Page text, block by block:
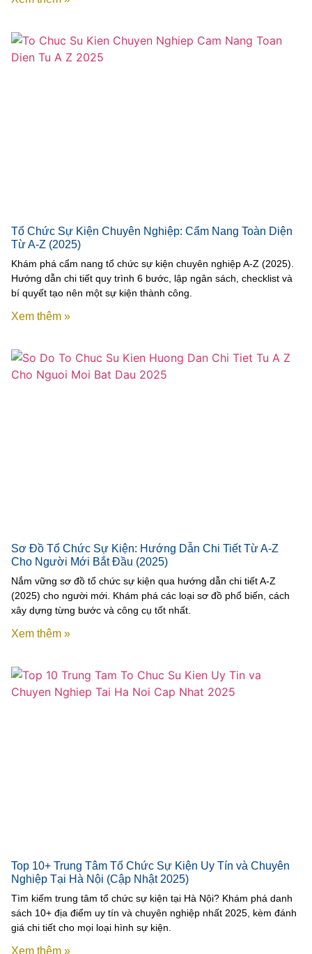
Tổ Chức Sự Kiện Chuyên Nghiệp: Cẩm Nang Toàn Diện
Từ A-Z (2025)
Khám phá cẩm nang tổ chức sự kiện chuyên nghiệp A-Z (2025).
Hướng dẫn chi tiết quy trình 6 bước, lập ngân sách, checklist và
bí quyết tạo nên một sự kiện thành công.
Xem thêm »
Sơ Đồ Tổ Chức Sự Kiện: Hướng Dẫn Chi Tiết Từ A-Z
Cho Người Mới Bắt Đầu (2025)
Nắm vững sơ đồ tổ chức sự kiện qua hướng dẫn chi tiết A-Z
(2025) cho người mới. Khám phá các loại sơ đồ phổ biến, cách
xây dựng từng bước và công cụ tốt nhất.
Xem thêm »
Top 10+ Trung Tâm Tổ Chức Sự Kiện Uy Tín và Chuyên
Nghiệp Tại Hà Nội (Cập Nhật 2025)
Tìm kiếm trung tâm tổ chức sự kiện tại Hà Nội? Khám phá danh
sách 10+ địa điểm uy tín và chuyên nghiệp nhất 2025, kèm đánh
giá chi tiết cho mọi loại hình sự kiện.
Xem thêm »